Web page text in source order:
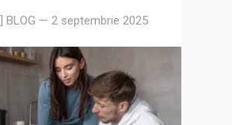
BLOG — 2 septembrie 2025